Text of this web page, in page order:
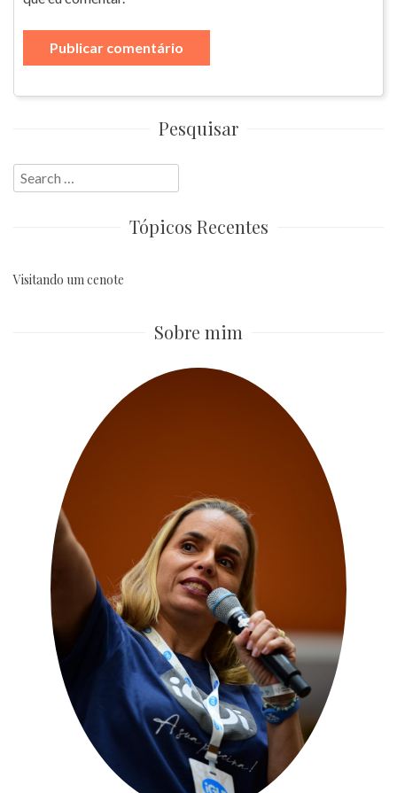
Pesquisar
Search
for:
Tópicos Recentes
Visitando um cenote
Sobre mim